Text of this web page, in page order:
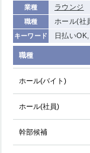
業種 ラウンジ
職種 ホール(社
キーワード 日払い
職種
ホール(バイト)
ホール(社員)
幹部候補
五井
関内
新横浜
小田原
厚木